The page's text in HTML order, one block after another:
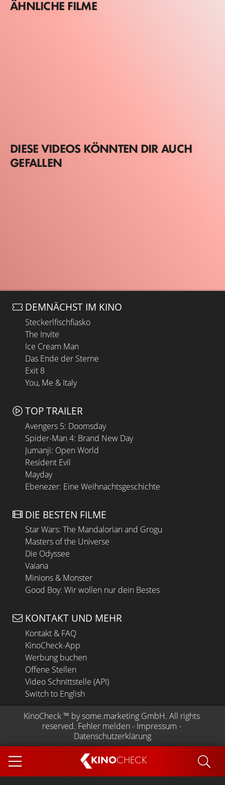
KINOCHECK
ÄHNLICHE FILME
DIESE VIDEOS KÖNNTEN DIR AUCH
GEFALLEN
DEMNÄCHST IM KINO
Steckerlfischfiasko
The Invite
Ice Cream Man
Das Ende der Sterne
Exit 8
You, Me & Italy
TOP TRAILER
Avengers 5: Doomsday
Spider-Man 4: Brand New Day
Jumanji: Open World
Resident Evil
Mayday
Ebenezer: Eine Weihnachtsgeschichte
DIE BESTEN FILME
Star Wars: The Mandalorian and Grogu
Masters of the Universe
Die Odyssee
Vaiana
Minions & Monster
Good Boy: Wir wollen nur dein Bestes
KONTAKT UND MEHR
Kontakt & FAQ
KinoCheck-App
Werbung buchen
Offene Stellen
Video Schnittstelle (API)
Switch to English
KinoCheck ™ by some.marketing GmbH. All rights
reserved. Fehler melden - Impressum -
Datenschutzerklärung